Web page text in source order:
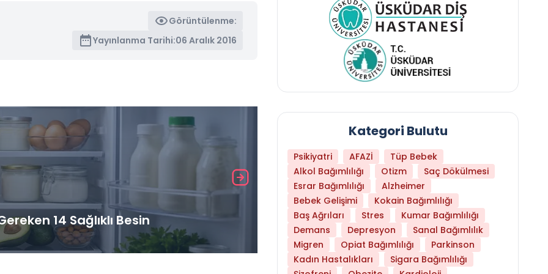
Görüntülenme:
Yayınlanma Tarihi:06 Aralık 2016
14 Sağlıklı Besin Hangi Yaşta Hangi Testi Yaptırmanız
Kategori Bulutu
Psikiyatri AFAZİ
Tüp Bebek
Alkol Bağımlılığı
Otizm
Saç Dökülmesi
Esrar Bağımlılığı
Alzheimer
Bebek Gelişimi
Kokain Bağımlılığı
Baş Ağrıları
Stres
Kumar Bağımlılığı
Demans
Depresyon
Sanal Bağımlılık
Migren
Opiat Bağımlılığı
Parkinson
Kadın Hastalıkları
Sigara Bağımlılığı